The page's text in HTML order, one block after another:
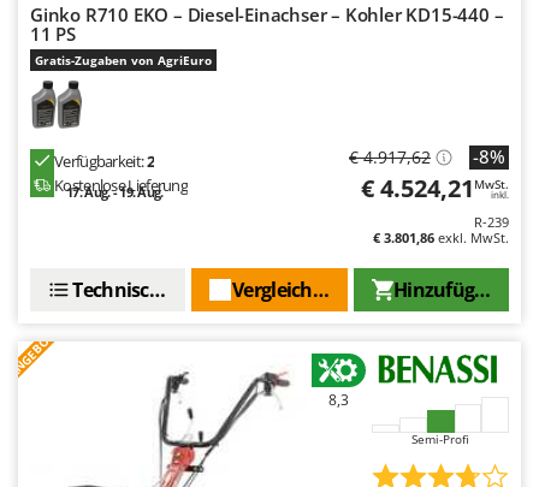
Ginko R710 EKO – Diesel-Einachser – Kohler KD15-440 –
11 PS
Gratis-Zugaben von AgriEuro
Verfügbarkeit:2
Kostenlose Lieferung
17. Aug. - 19. Aug.
€ 4.917,62 -8%
€ 4.524,21 MwSt.
inkl.
R-239
€ 3.801,86 exkl. MwSt.
Hinzufügen
Vergleichen Sie
Technische Daten
ANGEBOT
8,3
Semi-Profi